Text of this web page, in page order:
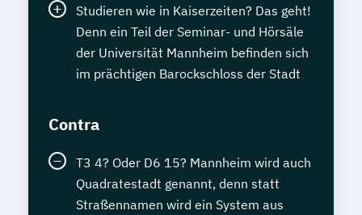
Studieren wie in Kaiserzeiten? Das geht!
Denn ein Teil der Seminar- und Hörsäle
der Universität Mannheim befinden sich
im prächtigen Barockschloss der Stadt
Contra
T3 4? Oder D6 15? Mannheim wird auch
Quadratestadt genannt, denn statt
Straßennamen wird ein System aus